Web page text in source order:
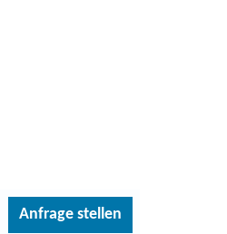
Anfrage stellen